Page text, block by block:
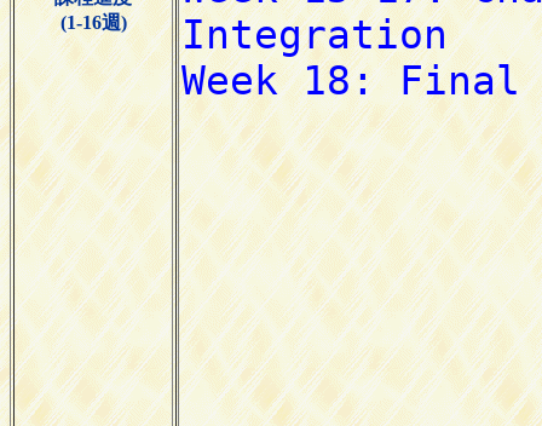
(1-16週)